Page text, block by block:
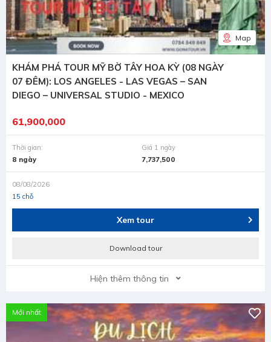
Map
KHÁM PHÁ TOUR MỸ BỜ TÂY HOA KỲ (08 NGÀY
07 ĐÊM): LOS ANGELES - LAS VEGAS – SAN
DIEGO – UNIVERSAL STUDIO - MEXICO
61,900,000
Thời gian:
8 ngày
Giá 1 ngày
7,737,500
08/08/2026
15 chỗ
Xem tour
Download tour
Hiện thêm thông tin
Mới nhất